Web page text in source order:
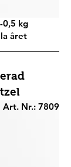
0,5 kg
året
Art. Nr.: 7809